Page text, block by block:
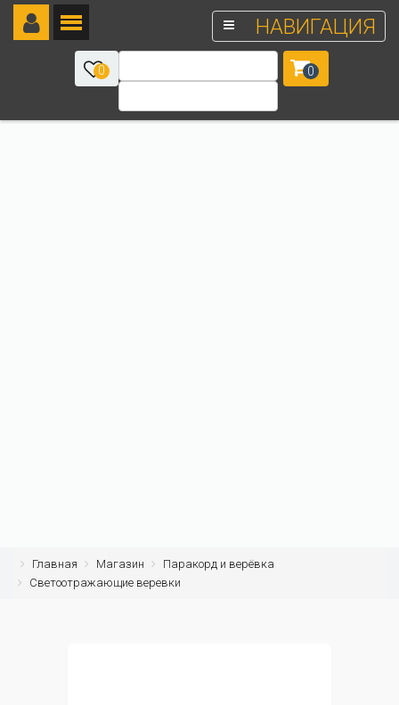
НАВИГАЦИЯ
0 0
Главная Магазин
Паракорд и верёвка
Светоотражающие веревки